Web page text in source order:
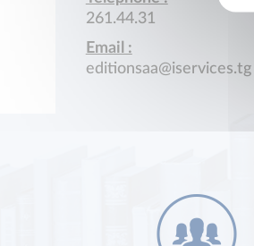
261.44.31
Email :
editionsaa@iservices.tg